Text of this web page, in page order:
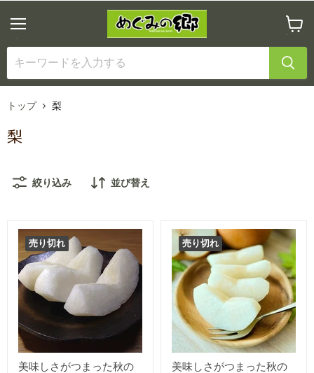
ニ
ュ
ー
ー
ト
を
見
トップ
梨
梨
絞り込み 並び替え
売り切れ
美味しさがつまった秋の
売り切れ
美味しさがつまった秋の